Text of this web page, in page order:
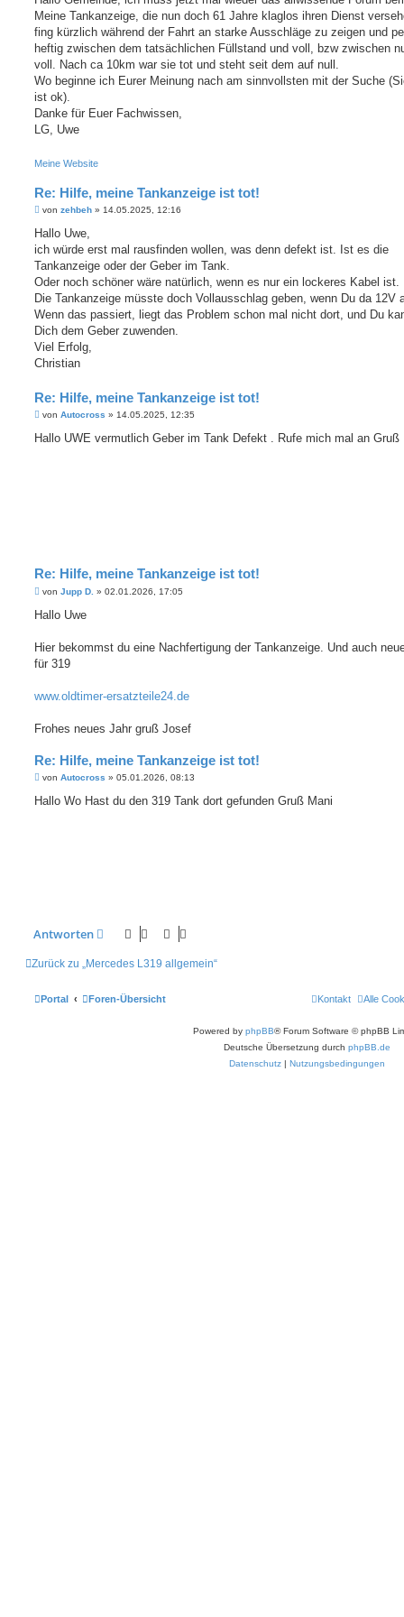
r
a
Meine Tankanzeige, die nun doch 61 Jahre klaglos ihren Dienst
fing kürzlich während der Fahrt an starke Ausschläge zu zeigen und
heftig zwischen dem tatsächlichen Füllstand und voll, bzw zwischen
voll. Nach ca 10km war sie tot und steht seit dem auf null.
Wo beginne ich Eurer Meinung nach am sinnvollsten mit der Suche
ist ok).
Danke für Euer Fachwissen,
LG, Uwe
Meine Website
Re: Hilfe, meine Tankanzeige ist tot!
B
i
r
a
von zehbeh » 14.05.2025, 12:16
Hallo Uwe,
ich würde erst mal rausfinden wollen, was denn defekt ist. Ist es die
Tankanzeige oder der Geber im Tank.
Oder noch schöner wäre natürlich, wenn es nur ein lockeres Kabel ist.
Die Tankanzeige müsste doch Vollausschlag geben, wenn Du da 12V
Wenn das passiert, liegt das Problem schon mal nicht dort, und Du
Dich dem Geber zuwenden.
Viel Erfolg,
Christian
Re: Hilfe, meine Tankanzeige ist tot!
B
i
von Autocross » 14.05.2025, 12:35
Hallo UWE vermutlich Geber im Tank Defekt . Rufe mich mal an Gruß
Re: Hilfe, meine Tankanzeige ist tot!
B
i
a
von Jupp D. » 02.01.2026, 17:05
Hallo Uwe
Hier bekommst du eine Nachfertigung der Tankanzeige. Und auch
für 319
www.oldtimer-ersatzteile24.de
Frohes neues Jahr gruß Josef
Re: Hilfe, meine Tankanzeige ist tot!
B
i
von Autocross » 05.01.2026, 08:13
Hallo Wo Hast du den 319 Tank dort gefunden Gruß Mani
Antworten
Zurück zu „Mercedes L319 allgemein“
Portal Foren-Übersicht Alle
Kontakt
Powered by phpBB® Forum Software © phpBB
Deutsche Übersetzung durch phpBB.de
Datenschutz | Nutzungsbedingungen